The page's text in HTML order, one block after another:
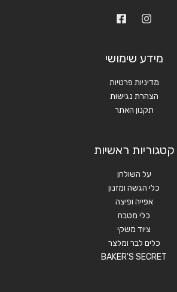
מידע שימושי
מדיניות פרטיות
הצהרת נגישות
תקנון האתר
קטגוריות ראשיות
על השולחן
כלי הגשה ומזנון
אפייה ופיצה
כלי מטבח
ציוד משקי
כלים לבר ומלצר
BAKER'S SECRET